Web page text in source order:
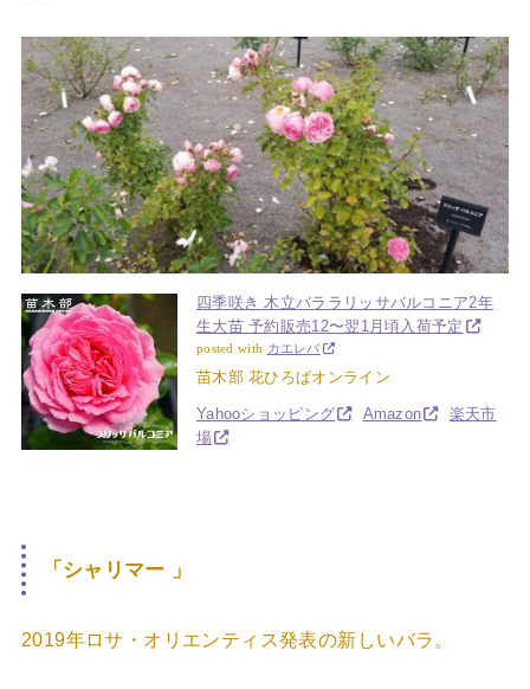
四季咲き 木立バララリッサバルコニア2年
生大苗 予約販売12〜翌1月頃入荷予定
posted with カエレバ
苗木部 花ひろばオンライン
Yahooショッピング Amazon
楽天市
場
「シャリマー 」
2019年ロサ・オリエンティス発表の新しいバラ。